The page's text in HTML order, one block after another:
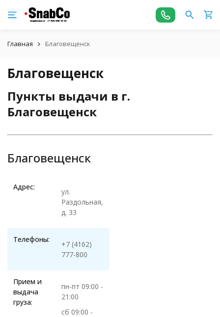
Главная Благовещенск
Благовещенск
Пункты выдачи в г.
Благовещенск
Благовещенск
Адрес:
ул.
Раздольная,
д. 33
Телефоны:
+7 (4162)
777-800
Прием и
выдача
груза:
пн-пт 09:00 -
21:00
сб 09:00 -